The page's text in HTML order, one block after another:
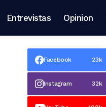
Entrevistas Opinion
Facebook 23k
Instagram 32k